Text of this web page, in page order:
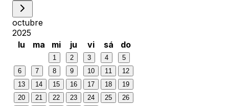
octubre
2025
lu
ma mi ju vi sá do
1 2 3 4
5
6
7 8 9 10 11
12
13
14 15 16 17 18
19
20
21 22 23 24 25
26